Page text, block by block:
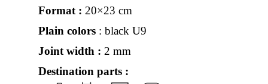
Format : 20×23 cm
Plain colors : black U9
Joint width : 2 mm
Destination parts :